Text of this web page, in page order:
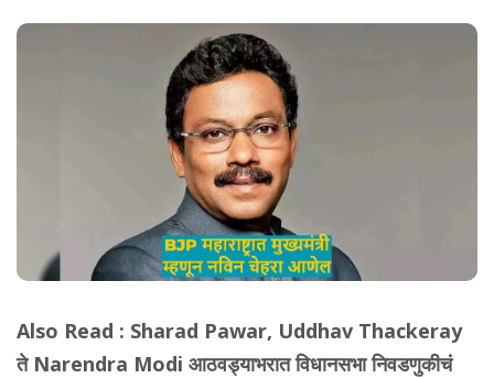
Also Read : Sharad Pawar, Uddhav Thackeray
ते Narendra Modi आठवड्याभरात विधानसभा निवडणुकीचं